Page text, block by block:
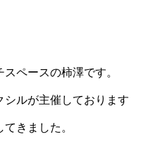
ペースの柿澤です。
シルが主催しております
きました。